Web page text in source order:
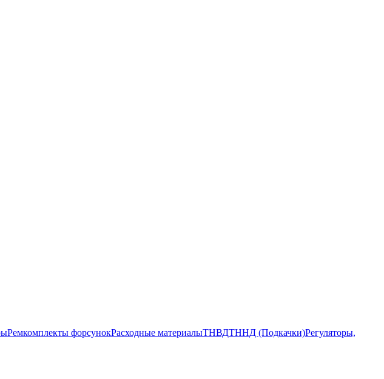
Ремкомплекты форсунокРасходные материалыТНВДТННД (Подкачки)Регуляторы,